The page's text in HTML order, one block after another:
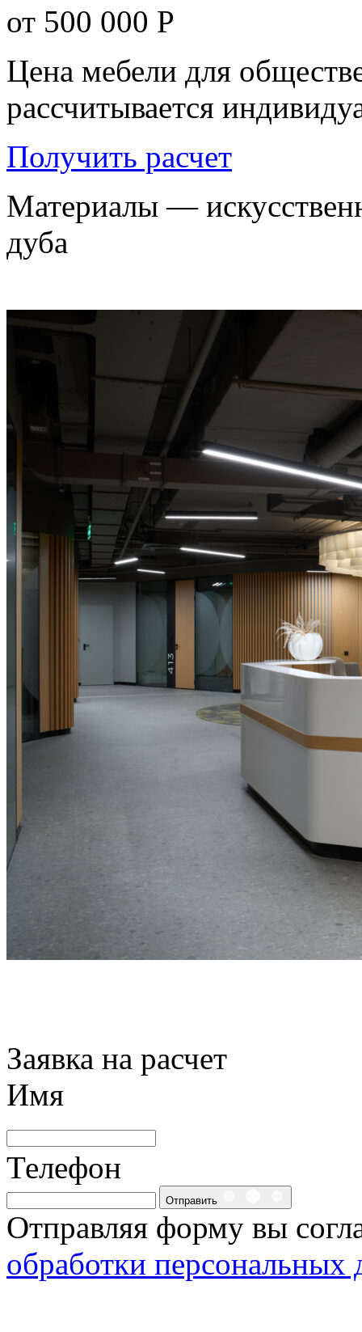
от 500 000 Р
Цена мебели для
рассчитывается
Получить расчет
Материалы —
дуба
Заявка на расчет
Имя
Телефон
Отправить
Отправляя форму вы
обработки персональных